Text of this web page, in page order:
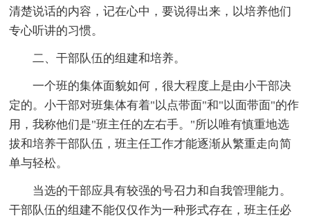
清楚说话的内容，记在心中，要说得出来，以培养他们
专心听讲的习惯。
二、干部队伍的组建和培养。
一个班的集体面貌如何，很大程度上是由小干部决
定的。小干部对班集体有着"以点带面"和"以面带面"的作
用，我称他们是"班主任的左右手。"所以唯有慎重地选
拔和培养干部队伍，班主任工作才能逐渐从繁重走向简
单与轻松。
当选的干部应具有较强的号召力和自我管理能力。
干部队伍的组建不能仅仅作为一种形式存在，班主任必